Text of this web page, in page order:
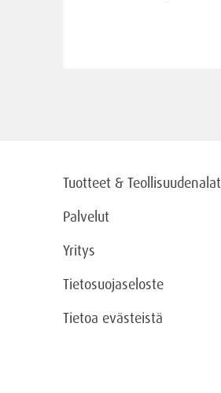
Tuotteet & Teollisuudenalat
Palvelut
Yritys
Tietosuojaseloste
Tietoa evästeistä